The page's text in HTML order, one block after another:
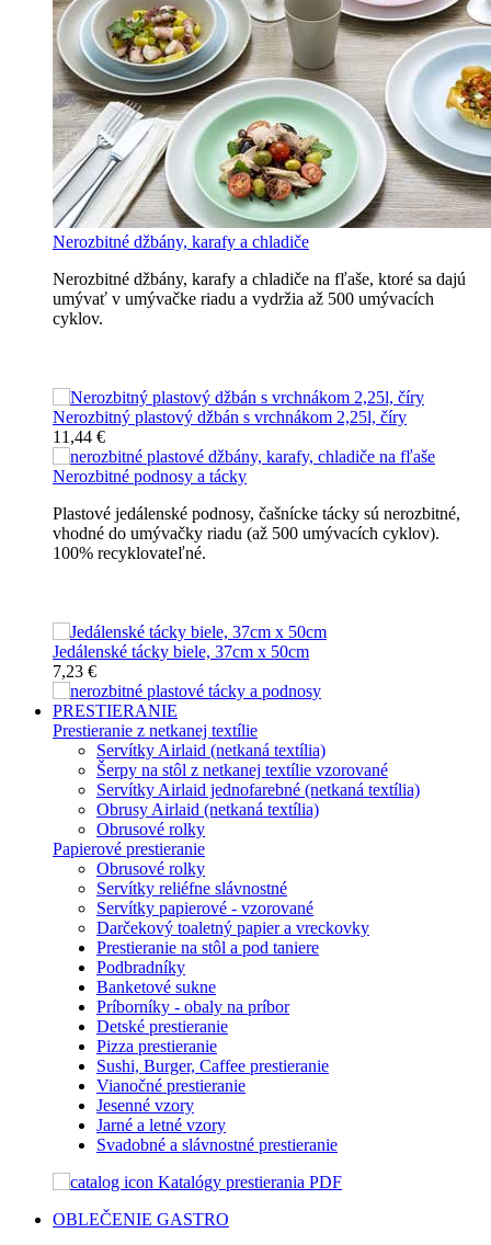
Nerozbitné džbány, karafy a chladiče
Nerozbitné džbány, karafy a chladiče na fľaše, ktoré sa dajú
umývať v umývačke riadu a vydržia až 500 umývacích
cyklov.
Nerozbitný plastový džbán s vrchnákom 2,25l, číry
11,44 €
Nerozbitné podnosy a tácky
Plastové jedálenské podnosy, čašnícke tácky sú nerozbitné,
vhodné do umývačky riadu (až 500 umývacích cyklov).
100% recyklovateľné.
Jedálenské tácky biele, 37cm x 50cm
7,23 €
PRESTIERANIE
Prestieranie z netkanej textílie
Servítky Airlaid (netkaná textília)
Šerpy na stôl z netkanej textílie vzorované
Servítky Airlaid jednofarebné (netkaná textília)
Obrusy Airlaid (netkaná textília)
Obrusové rolky
Papierové prestieranie
Obrusové rolky
Servítky reliéfne slávnostné
Servítky papierové - vzorované
Darčekový toaletný papier a vreckovky
Prestieranie na stôl a pod taniere
Podbradníky
Banketové sukne
Príborníky - obaly na príbor
Detské prestieranie
Pizza prestieranie
Sushi, Burger, Caffee prestieranie
Vianočné prestieranie
Jesenné vzory
Jarné a letné vzory
Svadobné a slávnostné prestieranie
Katalógy prestierania PDF
OBLEČENIE GASTRO